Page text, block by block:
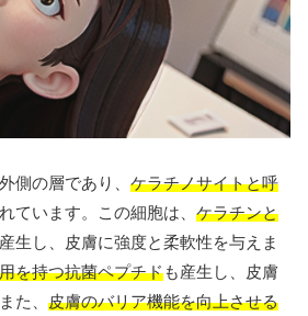
側の層であり、 ケラチノサイトと呼
ています。この細胞は、 ケラチンと
生し、皮膚に強度と柔軟性を与えま
を持つ抗菌ペプチドも産生し、皮膚
た、 皮膚のバリア機能を向上させる